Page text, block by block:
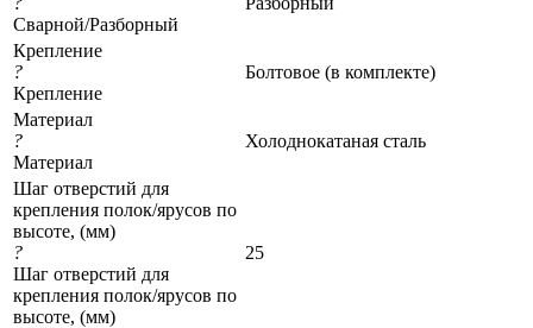
Сварной/Разборный
Крепление
?
Крепление
Болтовое (в комплекте)
Материал
?
Материал
Холоднокатаная сталь
Шаг отверстий для
крепления полок/ярусов по
высоте, (мм)
?
Шаг отверстий для
крепления полок/ярусов по
высоте, (мм)
25